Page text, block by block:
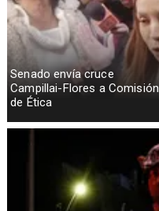
Senado envía cruce
Campillai-Flores a Comisión
de Ética